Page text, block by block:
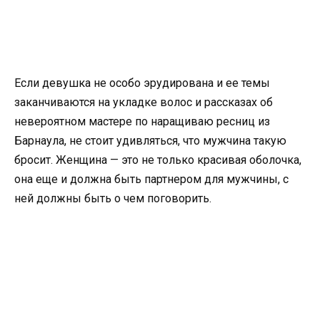
Если девушка не особо эрудирована и ее темы
заканчиваются на укладке волос и рассказах об
невероятном мастере по наращиваю ресниц из
Барнаула, не стоит удивляться, что мужчина такую
бросит. Женщина — это не только красивая оболочка,
она еще и должна быть партнером для мужчины, с
ней должны быть о чем поговорить.